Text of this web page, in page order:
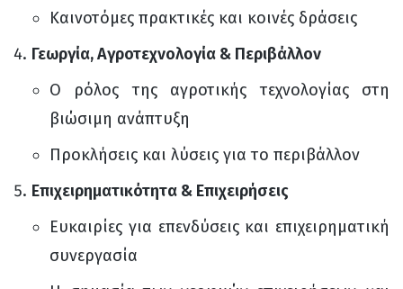
Καινοτόμες πρακτικές και κοινές δράσεις
Γεωργία, Αγροτεχνολογία & Περιβάλλον
Ο ρόλος της αγροτικής τεχνολογίας στη
βιώσιμη ανάπτυξη
Προκλήσεις και λύσεις για το περιβάλλον
Επιχειρηματικότητα & Επιχειρήσεις
Ευκαιρίες για επενδύσεις και επιχειρηματική
συνεργασία